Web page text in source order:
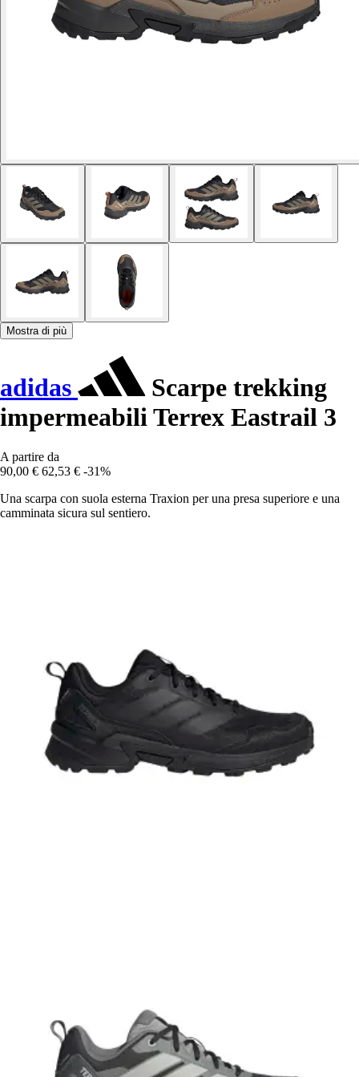
Mostra di più
adidas
Scarpe trekking
impermeabili Terrex Eastrail 3
A partire da
90,00 € 62,53 € -31%
Una scarpa con suola esterna Traxion per una presa superiore e una
camminata sicura sul sentiero.